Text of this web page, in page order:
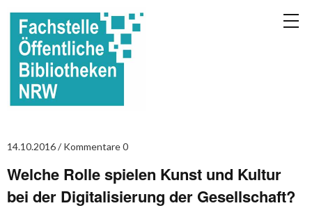
14.10.2016 Kommentare 0
Welche Rolle spielen Kunst und Kultur
bei der Digitalisierung der Gesellschaft?